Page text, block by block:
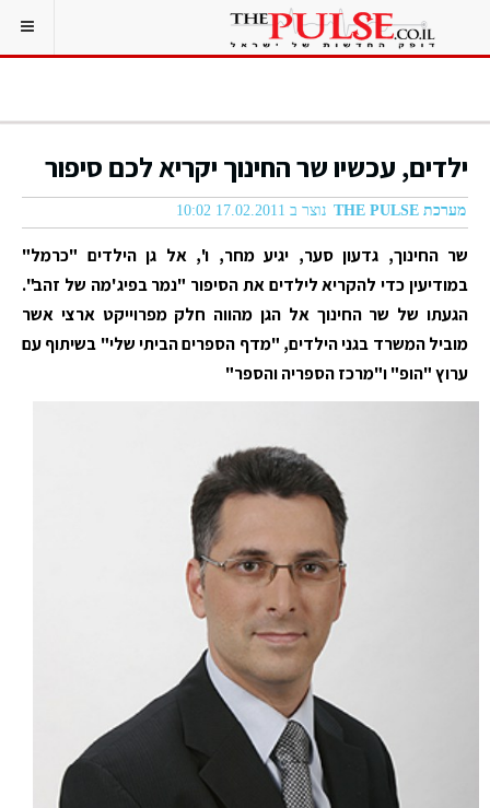
ילדים, עכשיו שר החינוך יקריא לכם סיפור
מערכת THE PULSE נוצר ב 17.02.2011 10:02
שר החינוך, גדעון סער, יגיע מחר, ו', אל גן הילדים "כרמל"
במודיעין כדי להקריא לילדים את הסיפור "נמר בפיג'מה של זהב".
הגעתו של שר החינוך אל הגן מהווה חלק מפרוייקט ארצי אשר
מוביל המשרד בגני הילדים, "מדף הספרים הביתי שלי" בשיתוף עם
ערוץ "הופ" ו"מרכז הספריה והספר"